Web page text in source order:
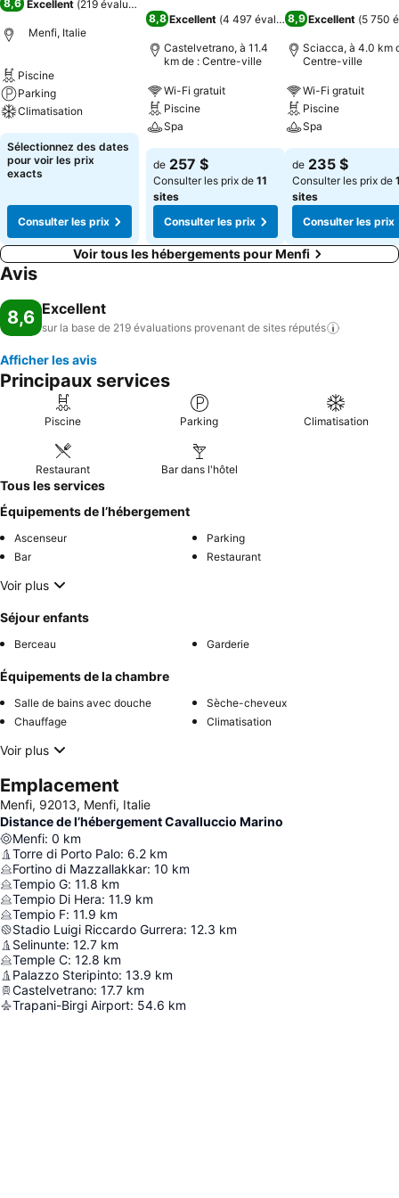
8,6 Excellent (219 évaluations
Menfi, Italie
Piscine
Parking
Climatisation
Sélectionnez des dates
pour voir les prix
exacts
Consulter les prix
8,8 Excellent (4 497 évaluations)
Castelvetrano, à 11.4
km de : Centre-ville
Wi-Fi gratuit
Piscine
Spa
de 257 $
Consulter les prix de 11
sites
Consulter les prix
8,9 Excellent (5 750
Sciacca, à 4.0 km
Centre-ville
Wi-Fi gratuit
Piscine
Spa
de 235 $
Consulter les prix de
sites
Consulter les prix
Voir tous les hébergements pour Menfi
Avis
8,6 Excellent
sur la base de 219 évaluations provenant de sites réputés
Afficher les avis
Principaux services
Piscine Parking Climatisation
Restaurant Bar dans l'hôtel
Tous les services
Équipements de l’hébergement
Ascenseur
Parking
Bar
Restaurant
Voir plus
Séjour enfants
Berceau Garderie
Équipements de la chambre
Salle de bains avec douche
Sèche-cheveux
Chauffage
Climatisation
Voir plus
Emplacement
Menfi, 92013, Menfi, Italie
Distance de l’hébergement Cavalluccio Marino
Menfi: 0 km
Torre di Porto Palo: 6.2 km
Fortino di Mazzallakkar: 10 km
Tempio G: 11.8 km
Tempio Di Hera: 11.9 km
Tempio F: 11.9 km
Stadio Luigi Riccardo Gurrera: 12.3 km
Selinunte: 12.7 km
Temple C: 12.8 km
Palazzo Steripinto: 13.9 km
Castelvetrano: 17.7 km
Trapani-Birgi Airport: 54.6 km